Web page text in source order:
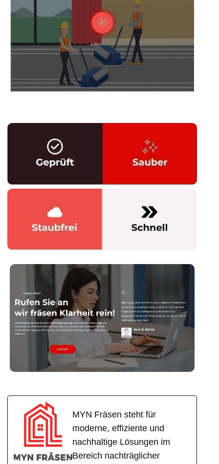
MYN Fräsen steht für
moderne, effiziente und
nachhaltige Lösungen im
Bereich nachträglicher